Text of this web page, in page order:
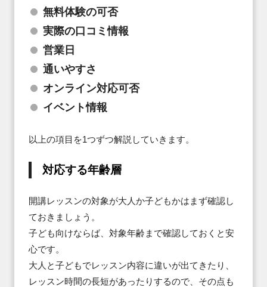
無料体験の可否
実際の口コミ情報
営業日
通いやすさ
オンライン対応可否
イベント情報
以上の項目を1つずつ解説していきます。
対応する年齢層
開講レッスンの対象が大人か子どもかはまず確認し
ておきましょう。
子ども向けならば、対象年齢まで確認しておくと安
心です。
大人と子どもでレッスン内容に違いが出てきたり、
レッスン時間の長短があったりするので、その点も